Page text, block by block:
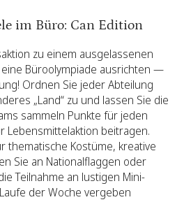
im Büro: Can Edition
zu einem ausgelassenen
Büroolympiade ausrichten —
Ordnen Sie jeder Abteilung
„Land“ zu und lassen Sie die
sammeln Punkte für jeden
Lebensmittelaktion beitragen.
thematische Kostüme, kreative
Sie an Nationalflaggen oder
Teilnahme an lustigen Mini-
der Woche vergeben